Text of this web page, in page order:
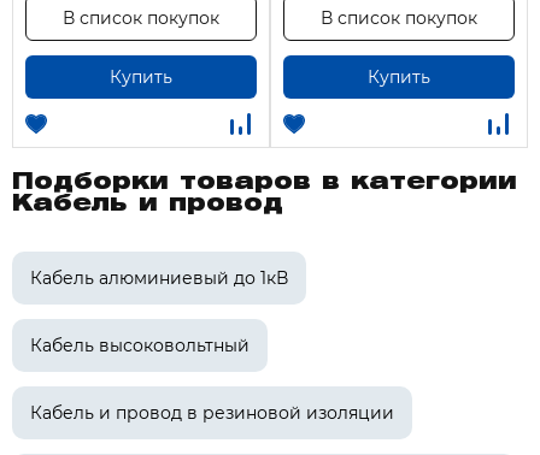
Купить
В список покупок
Купить
В список покупок
Подборки товаров в категории
Кабель и провод
Кабель алюминиевый до 1кВ
Кабель высоковольтный
Кабель и провод в резиновой изоляции